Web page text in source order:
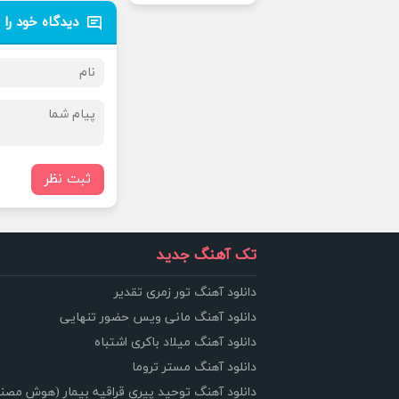
دیدگاه خود را
ثبت نظر
تک آهنگ جدید
دانلود آهنگ تور زمری تقدیر
دانلود آهنگ مانی ویس حضور تنهایی
دانلود آهنگ میلاد باکری اشتباه
دانلود آهنگ مستر تروما
دانلود آهنگ توحید پیری قراقیه بیمار (هوش